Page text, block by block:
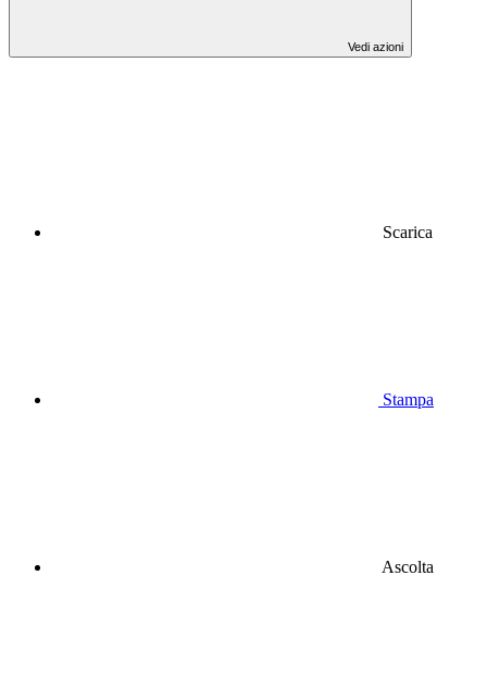
Vedi azioni
Scarica
Stampa
Ascolta